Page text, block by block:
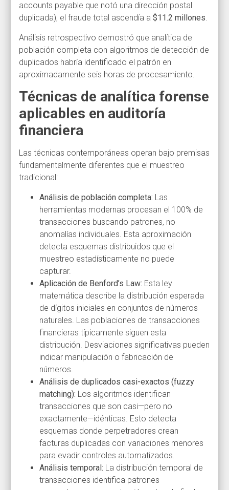
accounts payable que notó una dirección postal
duplicada), el fraude total ascendía a$11.2 millones.
Análisis retrospectivo demostró que analítica de
población completa con algoritmos de detección de
duplicados habría identificado el patrón en
aproximadamente seis horas de procesamiento.
Técnicas de analítica forense
aplicables en auditoría
financiera
Las técnicas contemporáneas operan bajo premisas
fundamentalmente diferentes que el muestreo
tradicional:
Análisis de población completa: Las
herramientas modernas procesan el 100% de
transacciones buscando patrones, no
anomalías individuales. Esta aproximación
detecta esquemas distribuidos que el
muestreo estadísticamente no puede
capturar.
Aplicación de Benford’s Law: Esta ley
matemática describe la distribución esperada
de dígitos iniciales en conjuntos de números
naturales. Las poblaciones de transacciones
financieras típicamente siguen esta
distribución. Desviaciones significativas pueden
indicar manipulación o fabricación de
números.
Análisis de duplicados casi-exactos (fuzzy
matching): Los algoritmos identifican
transacciones que son casi—pero no
exactamente—idénticas. Esto detecta
esquemas donde perpetradores crean
facturas duplicadas con variaciones menores
para evadir controles automatizados.
Análisis temporal: La distribución temporal de
transacciones identifica patrones